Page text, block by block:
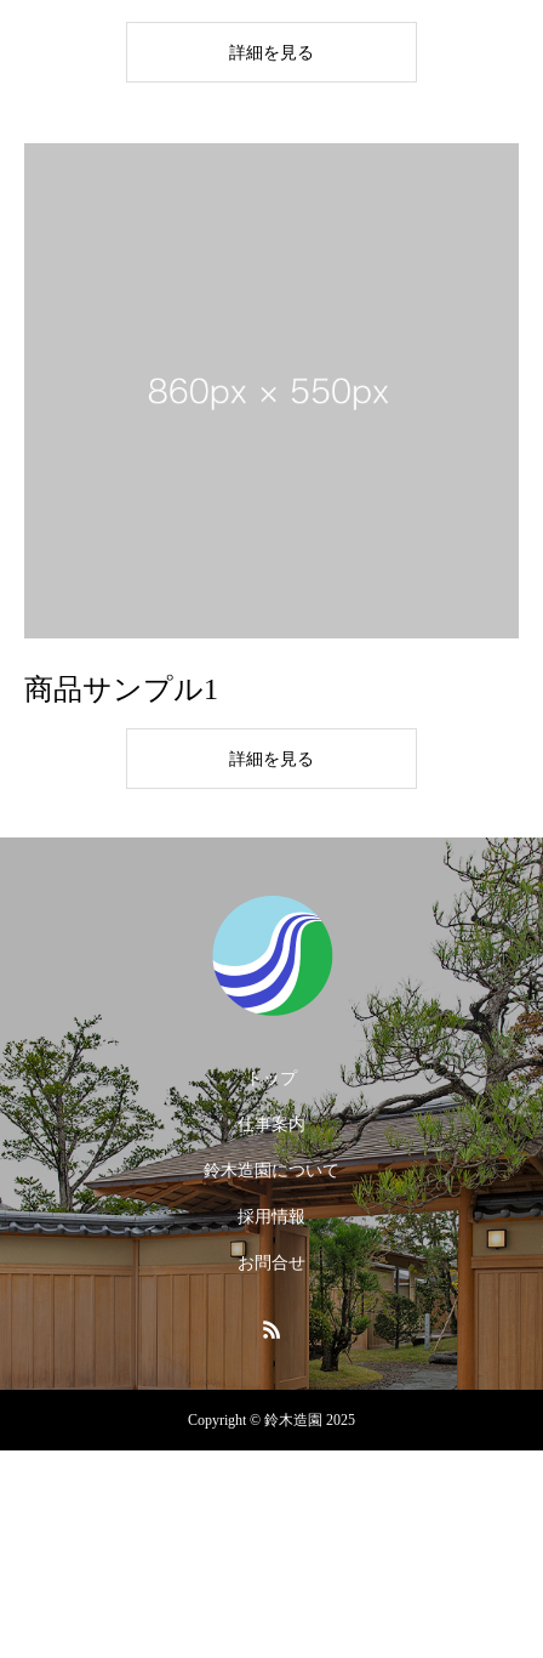
詳細を見る
商品サンプル1
詳細を見る
トップ
仕事案内
鈴木造園について
採用情報
お問合せ
Copyright © 鈴木造園 2025